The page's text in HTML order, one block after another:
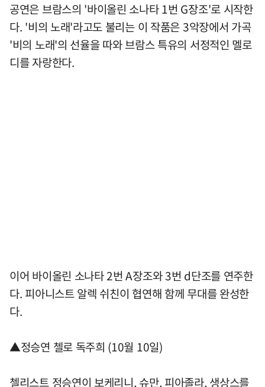
공연은 브람스의 '바이올린 소나타 1번 G장조'로 시작한
다. '비의 노래'라고도 불리는 이 작품은 3악장에서 가곡
'비의 노래'의 선율을 따와 브람스 특유의 서정적인 멜로
디를 자랑한다.
이어 바이올린 소나타 2번 A장조와 3번 d단조를 연주한
다. 피아니스트 알렉 쉬친이 협연해 함께 무대를 완성한
다.
▲정승연 첼로 독주희 (10월 10일)
첼리스트 정승연이 보케리니, 슈만, 피아졸라, 생상스를